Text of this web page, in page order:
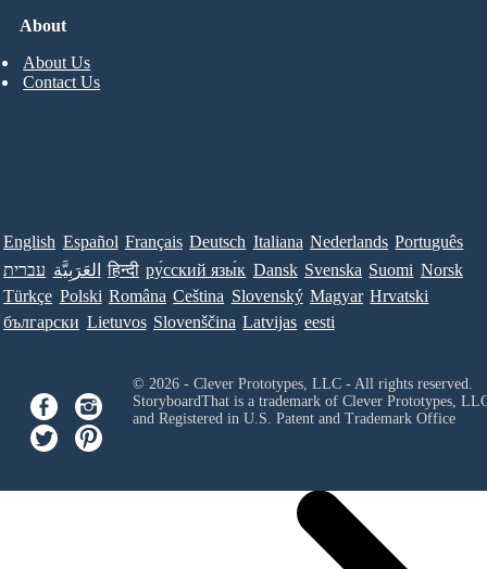
About
About Us
Contact Us
English Español Français Deutsch Italiana Nederlands Português
עברית العَرَبِيَّة हिन्दी ру́сский язы́к Dansk Svenska Suomi Norsk
Türkçe Polski Româna Ceština Slovenský Magyar Hrvatski
български Lietuvos Slovenščina Latvijas eesti
© 2026 - Clever Prototypes, LLC - All rights reserved.
StoryboardThat is a trademark of Clever Prototypes,
and Registered in U.S. Patent and Trademark Office